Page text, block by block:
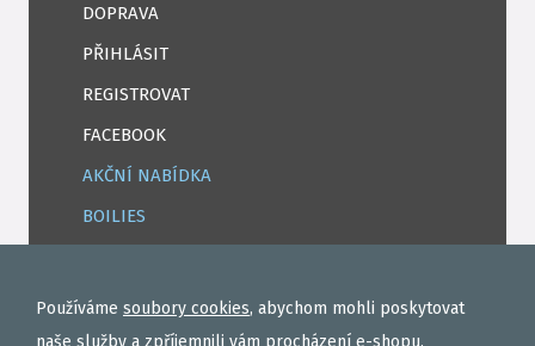
DOPRAVA
PŘIHLÁSIT
REGISTROVAT
FACEBOOK
AKČNÍ NABÍDKA
BOILIES
TEKUTÉ
OBALOVAČKY
Používáme soubory cookies, abychom mohli poskytovat
naše služby a zpříjemnili vám procházení e-shopu.